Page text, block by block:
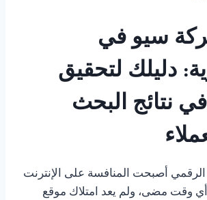
سيو في
دليلك لتحقيق
نتائج البحث
أصبحت المنافسة على الإنترنت
وقت مضى، ولم يعد امتلاك موقع